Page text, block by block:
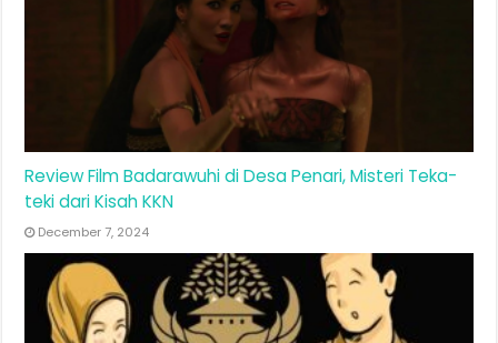
Review Film Badarawuhi di Desa Penari, Misteri Teka-
teki dari Kisah KKN
December 7, 2024